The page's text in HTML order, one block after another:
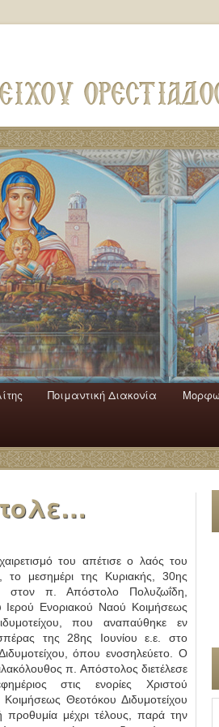
Ποιμαντική Διακονία
του απέτισε ο λαός του
το μεσημέρι της Κυριακής, 30ης
στον π. Απόστολο Πολυζωΐδη,
Ιερού Ενοριακού Ναού Κοιμήσεως
που αναπαύθηκε εν
της 28ης Ιουνίου ε.ε. στο
όπου ενοσηλεύετο. Ο
π. Απόστολος διετέλεσε
στις ενορίες Χριστού
Θεοτόκου Διδυμοτείχου
προθυμία μέχρι τέλους, παρά την